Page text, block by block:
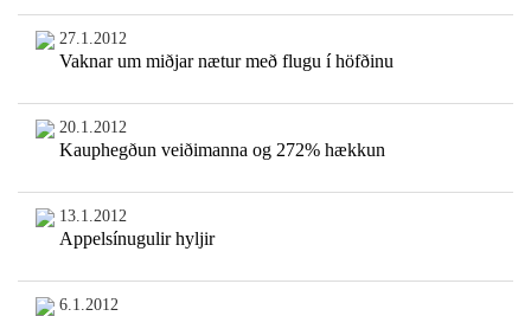
27.1.2012
Vaknar um miðjar nætur með flugu í höfðinu
20.1.2012
Kauphegðun veiðimanna og 272% hækkun
13.1.2012
Appelsínugulir hyljir
6.1.2012